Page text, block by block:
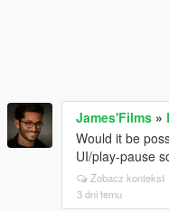
James'Films »
Would it be
UI/play-pause
Zobacz kontekst
3 dni temu